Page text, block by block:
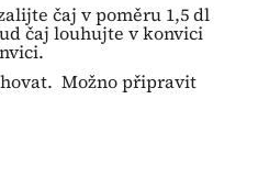
čaj v poměru 1,5 dl
čaj louhujte v konvici
Možno připravit